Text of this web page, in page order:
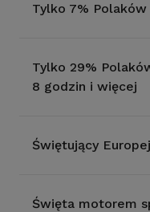
Tylko 7%
Tylko 29%
8 godzin i więcej
Świętujący
Święta motorem